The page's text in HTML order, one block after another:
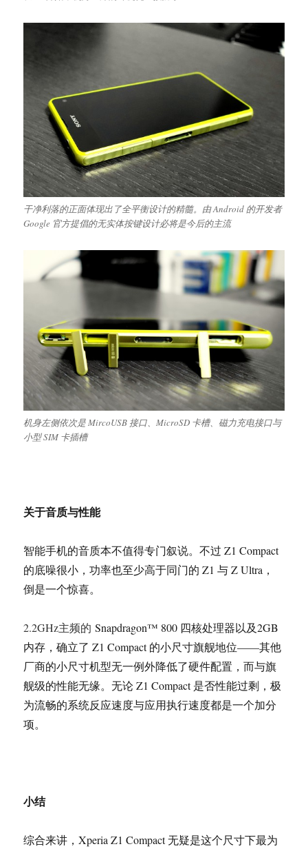
干净利落的正面体现出了全平衡设计的精髓。由 Android 的开发者
Google 官方提倡的无实体按键设计必将是今后的主流
机身左侧依次是 MircoUSB 接口、MicroSD 卡槽、磁力充电接口与
小型 SIM 卡插槽
关于音质与性能
智能手机的音质本不值得专门叙说。不过 Z1 Compact
的底噪很小，功率也至少高于同门的 Z1 与 Z Ultra，
倒是一个惊喜。
2.2GHz主频的Snapdragon™ 800 四核处理器以及2GB
内存，确立了 Z1 Compact 的小尺寸旗舰地位——其他
厂商的小尺寸机型无一例外降低了硬件配置，而与旗
舰级的性能无缘。无论 Z1 Compact 是否性能过剩，极
为流畅的系统反应速度与应用执行速度都是一个加分
项。
小结
综合来讲，Xperia Z1 Compact 无疑是这个尺寸下最为